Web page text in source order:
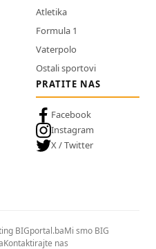
Atletika
Formula 1
Vaterpolo
Ostali sportovi
PRATITE NAS
Facebook
Instagram
X / Twitter
BIGportal.baMi smo BIG
Kontaktirajte nas